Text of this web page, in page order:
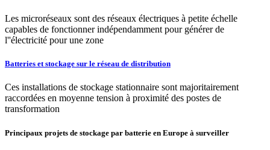
Les microréseaux sont des réseaux électriques à petite échelle
capables de fonctionner indépendamment pour générer de
l''électricité pour une zone
Batteries et stockage sur le réseau de distribution
Ces installations de stockage stationnaire sont majoritairement
raccordées en moyenne tension à proximité des postes de
transformation
Principaux projets de stockage par batterie en Europe à surveiller